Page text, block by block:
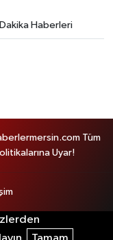
Haberleri
Tüm
Uyar!